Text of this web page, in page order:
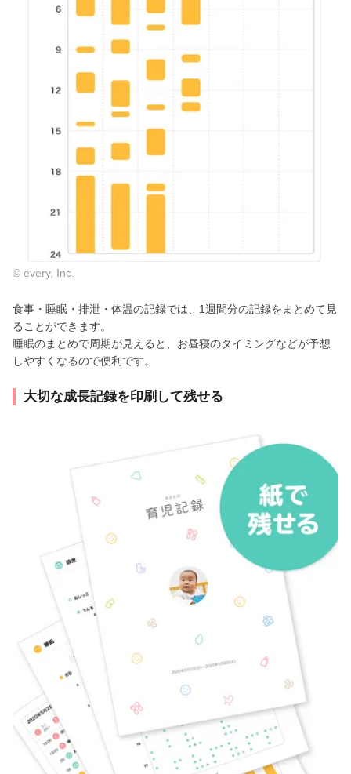
© every, Inc.
食事・睡眠・排泄・体温の記録では、1週間分の記録をまとめて見
ることができます。
睡眠のまとめで周期が見えると、お昼寝のタイミングなどが予想
しやすくなるので便利です。
大切な成長記録を印刷して残せる